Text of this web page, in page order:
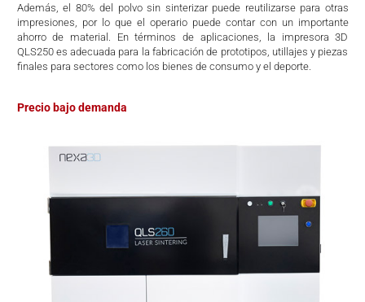
Además, el 80% del polvo sin sinterizar puede reutilizarse para otras
impresiones, por lo que el operario puede contar con un importante
ahorro de material. En términos de aplicaciones, la impresora 3D
QLS250 es adecuada para la fabricación de prototipos, utillajes y piezas
finales para sectores como los bienes de consumo y el deporte.
Precio bajo demanda